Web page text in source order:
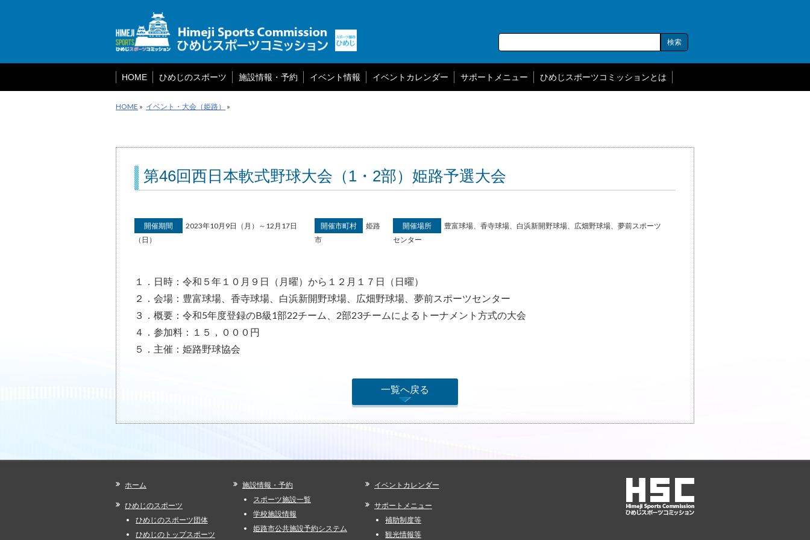
HOME ひめじのスポーツ 施設情報・予約 イベント情報 イベントカレンダー サポートメニュー ひめじスポーツコミッションとは
HOME » イベント・大会（姫路） »
第46回西日本軟式野球大会（1・2部）姫路予選大会
開催期間
2023年10月9日（月）～12月17日
（日）
開催市町村
姫路
市
開催場所
豊富球場、香寺球場、白浜新開野球場、広畑野球場、夢前スポーツ
センター
１．日時：令和５年１０月９日（月曜）から１２月１７日（日曜）
２．会場：豊富球場、香寺球場、白浜新開野球場、広畑野球場、夢前スポーツセンター
３．概要：令和5年度登録のB級1部22チーム、2部23チームによるトーナメント方式の大会
４．参加料：１５，０００円
５．主催：姫路野球協会
一覧へ戻る
ホーム
ひめじのスポーツ
ひめじのスポーツ団体
ひめじのトップスポーツ
施設情報・予約
スポーツ施設一覧
学校施設情報
姫路市公共施設予約システム
イベントカレンダー
サポートメニュー
補助制度等
観光情報等